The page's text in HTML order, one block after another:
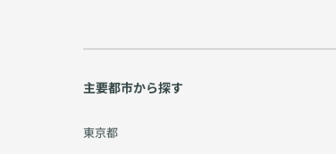
主要都市から探す
東京都